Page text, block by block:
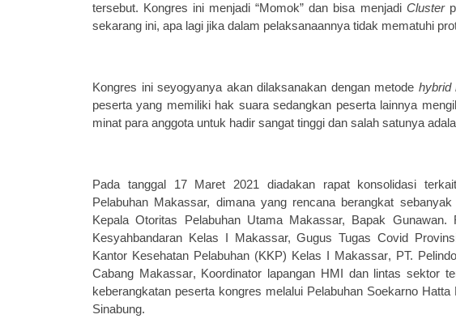
tersebut. Kongres ini menjadi “Momok” dan bisa menjadi Cluster
sekarang ini, apa lagi jika dalam pelaksanaannya tidak mematuhi
Kongres iniseyogyanya akandilaksanakan dengan metode hybrid
peserta yang memiliki hak suara sedangkan peserta lainnya
minat para anggota untuk hadir sangat tinggi dan salah satunya
Pada tanggal 17 Maret 2021 diadakan rapat konsolidasi
Pelabuhan Makassar, dimana yang rencana berangkat
Kepala Otoritas Pelabuhan Utama Makassar, Bapak Gunawan.
Kesyahbandaran Kelas I Makassar, Gugus Tugas Covid
Kantor Kesehatan Pelabuhan (KKP) Kelas I Makassar, PT.
Cabang Makassar, Koordinator lapangan HMI dan lintas sektor
keberangkatan peserta kongres melalui Pelabuhan Soekarno Hatta
Sinabung.